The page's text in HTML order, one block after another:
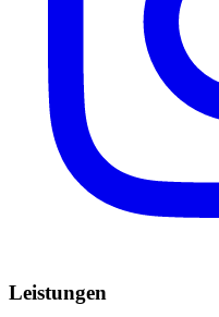
Leistungen